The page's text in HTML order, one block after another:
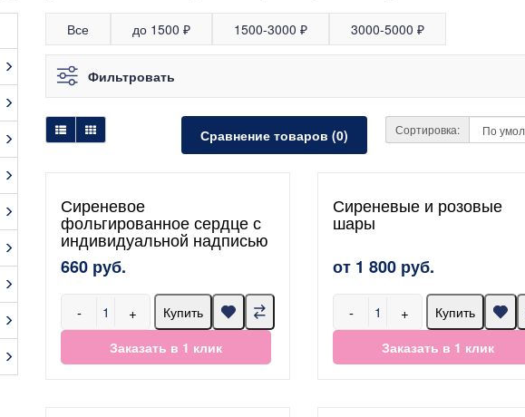
Все до 1500 ₽ 1500-3000 ₽ 3000-5000 ₽
Фильтровать
Сравнение товаров (0) Сортировка:
Сиреневое
фольгированное сердце с
индивидуальной надписью
660 руб.
- +
Купить
Заказать в 1 клик
Сиреневые и розовые
шары
от 1 800 руб.
- +
Купить
Заказать в 1 клик